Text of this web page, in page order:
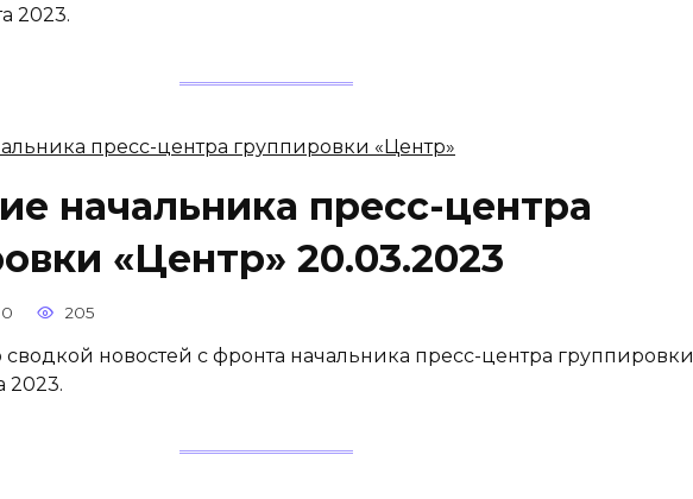
2023.
начальника пресс-центра
«Центр» 20.03.2023
0 205
сводкой новостей с фронта начальника пресс-центра группировки
2023.